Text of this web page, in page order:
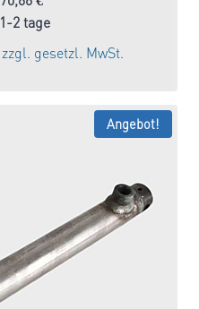
Preis
war:
83,13 €
Preis
1-2 tage
zzgl. gesetzl. MwSt.
Angebot!